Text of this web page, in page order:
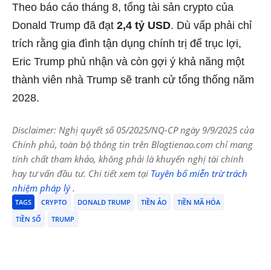
Theo báo cáo tháng 8, tổng tài sản crypto của
Donald Trump đã đạt 2,4 tỷ USD. Dù vấp phải chỉ
trích rằng gia đình tận dụng chính trị để trục lợi,
Eric Trump phủ nhận và còn gợi ý khả năng một
thành viên nhà Trump sẽ tranh cử tổng thống năm
2028.
Disclaimer: Nghị quyết số 05/2025/NQ-CP ngày 9/9/2025 của
Chính phủ, toàn bộ thông tin trên Blogtienao.com chỉ mang
tính chất tham khảo, không phải là khuyến nghị tài chính
hay tư vấn đầu tư. Chi tiết xem tại Tuyên bố miễn trừ trách
nhiệm pháp lý.
TAGS CRYPTO DONALD TRUMP TIỀN ẢO
TIỀN MÃ HÓA
TIỀN SỐ
TRUMP